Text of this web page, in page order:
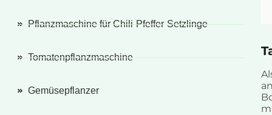
Pflanzmaschine für Chili-Pfeffer-Setzlinge
Tomatenpflanzmaschine
Gemüsepflanzer